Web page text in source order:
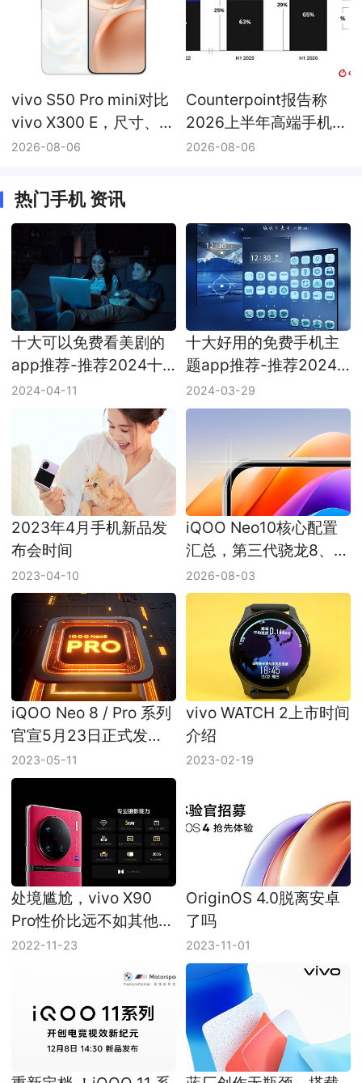
vivo S50 Pro mini对比
vivo X300 E，尺寸、续
航与影像配置差异
2026-08-06
Counterpoint报告称
2026上半年高端手机份
额升至29%，vivo高端
2026-08-06
热门手机 资讯
十大可以免费看美剧的
app推荐-推荐2024十
款可以免费看美剧的
2024-04-11
十大好用的免费手机主
题app推荐-推荐2024
十款好用的免费手机主
题app
2024-03-29
2023年4月手机新品发
布会时间
2023-04-10
iQOO Neo10核心配置
汇总，第三代骁龙8、
Q2芯片、6100mAh和
120W
2026-08-03
iQOO Neo 8 / Pro 系列
官宣5月23日正式发
布，首发天玑 9200+
2023-05-11
vivo WATCH 2上市时间
介绍
2023-02-19
处境尴尬，vivo X90
Pro性价比远不如其他两
款，会成为vivo版
2022-11-23
OriginOS 4.0脱离安卓
了吗
2023-11-01